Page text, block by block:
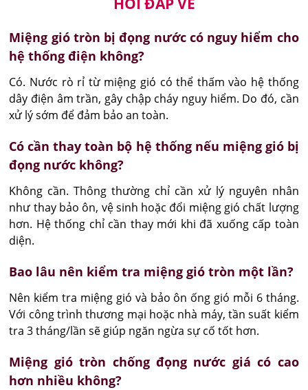
Miệng gió tròn bị đọng nước có nguy hiểm cho
hệ thống điện không?
Có. Nước rò rỉ từ miệng gió có thể thấm vào hệ thống
dây điện âm trần, gây chập cháy nguy hiểm. Do đó, cần
xử lý sớm để đảm bảo an toàn.
Có cần thay toàn bộ hệ thống nếu miệng gió bị
đọng nước không?
Không cần. Thông thường chỉ cần xử lý nguyên nhân
như thay bảo ôn, vệ sinh hoặc đổi miệng gió chất lượng
hơn. Hệ thống chỉ cần thay mới khi đã xuống cấp toàn
diện.
Bao lâu nên kiểm tra miệng gió tròn một lần?
Nên kiểm tra miệng gió và bảo ôn ống gió mỗi 6 tháng.
Với công trình thương mại hoặc nhà máy, tần suất kiểm
tra 3 tháng/lần sẽ giúp ngăn ngừa sự cố tốt hơn.
Miệng gió tròn chống đọng nước giá có cao
hơn nhiều không?